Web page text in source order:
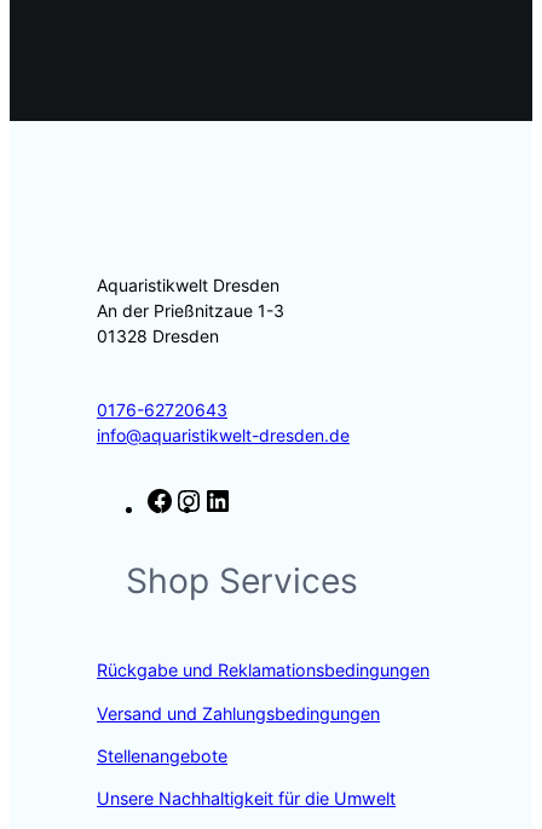
Aquaristikwelt Dresden
An der Prießnitzaue 1-3
01328 Dresden
0176-62720643
info@aquaristikwelt-dresden.de
F
e
b
k
t
a
a
k
e
n
Shop Services
Rückgabe und Reklamationsbedingungen
Versand und Zahlungsbedingungen
Stellenangebote
Unsere Nachhaltigkeit für die Umwelt